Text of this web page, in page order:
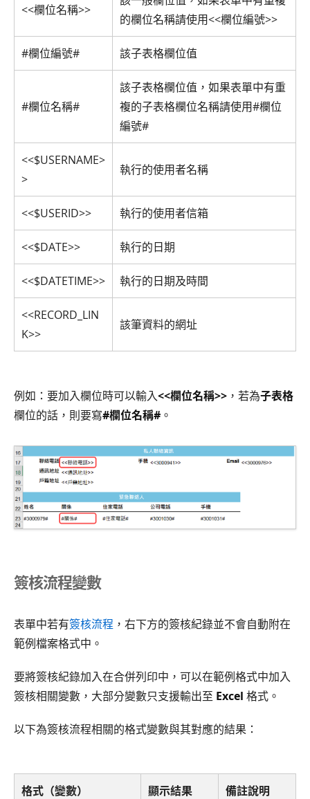
<<欄位名稱>>
的欄位名稱請使用<<欄位編號>>
#欄位編號# 該子表格欄位值
#欄位名稱#
該子表格欄位值，如果表單中有重
複的子表格欄位名稱請使用#欄位
編號#
<<$USERNAME>
>
執行的使用者名稱
<<$USERID>> 執行的使用者信箱
<<$DATE>> 執行的日期
<<$DATETIME>> 執行的日期及時間
<<RECORD_LIN
K>>
該筆資料的網址
例如：要加入欄位時可以輸入<<欄位名稱>> ，若為子表格
欄位的話，則要寫#欄位名稱# 。
簽核流程變數
表單中若有簽核流程 ，右下方的簽核紀錄並不會自動附在
範例檔案格式中。
要將簽核紀錄加入在合併列印中，可以在範例格式中加入
簽核相關變數，大部分變數只支援輸出至 Excel 格式。
以下為簽核流程相關的格式變數與其對應的結果：
格式（變數） 顯示結果 備註說明